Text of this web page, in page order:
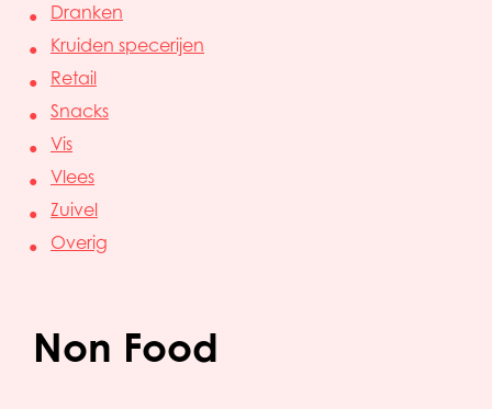
Dranken
Kruiden specerijen
Retail
Snacks
Vis
Vlees
Zuivel
Overig
Non Food